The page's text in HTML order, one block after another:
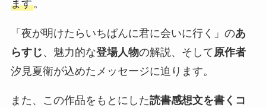
ます。
「夜が明けたらいちばんに君に会いに行く」のあ
らすじ 、魅力的な登場人物の解説、そして 原作者
汐見夏衛が込めたメッセージに迫ります。
また、この作品をもとにした読書感想文を書くコ